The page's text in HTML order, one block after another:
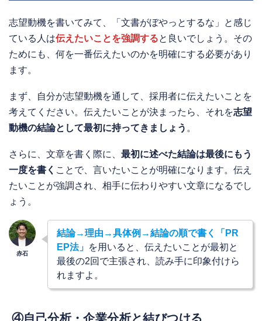
志望動機を書いてみて、「文書がぼやっとするな」と感じ
ている人は伝えたいことを強調すると良いでしょう。その
ためにも、何を一番伝えたいのかを明確にする必要があり
ます。
まず、自分が志望動機を通して、採用者に伝えたいことを
考えてください。伝えたいことが決まったら、それを志望
動機の結論として最初に持ってきましょう 。
さらに、文章を書く際に、 最初に述べた結論は最後にもう
一度を書く ことで、言いたいことが明確になります。伝え
たいことが強調され、相手に伝わりやすい文章になるでし
ょう。
結論→理由→具体例→結論の順で書く「PR
EP法」 を用いると、伝えたいことが最初と
最後の2回で主張され、読み手に印象付けら
れますよ。
④自己分析・企業分析と結びつける